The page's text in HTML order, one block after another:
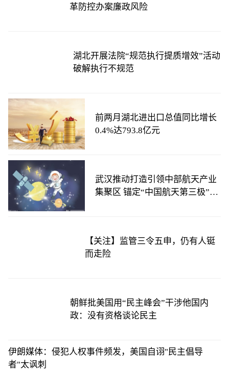
革防控办案廉政风险
湖北开展法院“规范执行提质增效”活动
破解执行不规范
前两月湖北进出口总值同比增长
0.4%达793.8亿元
武汉推动打造引领中部航天产业
集聚区 锚定“中国航天第三极”目
【关注】监管三令五申，仍有人铤
而走险
朝鲜批美国用“民主峰会”干涉他国内
政：没有资格谈论民主
伊朗媒体：侵犯人权事件频发，美国自诩"民主倡导
者"太讽刺